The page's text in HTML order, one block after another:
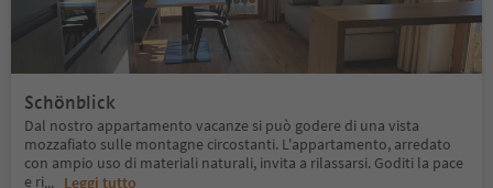
Schönblick
Dal nostro appartamento vacanze si può godere di una vista
mozzafiato sulle montagne circostanti. L'appartamento, arredato
con ampio uso di materiali naturali, invita a rilassarsi. Goditi la pace
e ri... Leggi tutto